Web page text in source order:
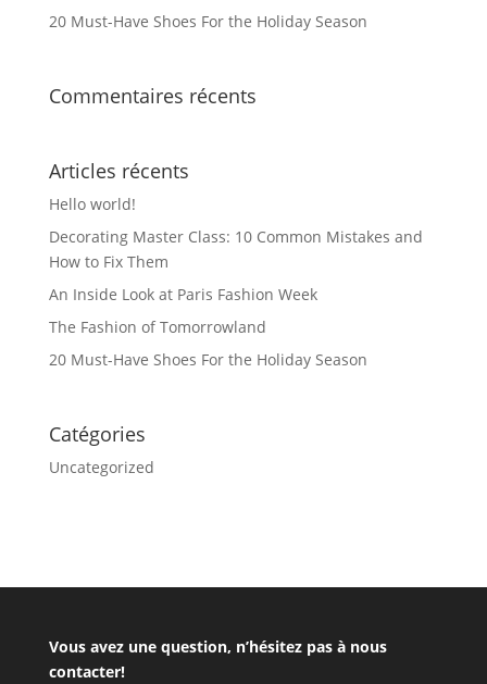
20 Must-Have Shoes For the Holiday Season
Commentaires récents
Articles récents
Hello world!
Decorating Master Class: 10 Common Mistakes and
How to Fix Them
An Inside Look at Paris Fashion Week
The Fashion of Tomorrowland
20 Must-Have Shoes For the Holiday Season
Catégories
Uncategorized
Vous avez une question, n’hésitez pas à nous
contacter!